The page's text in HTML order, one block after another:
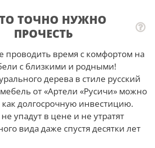
ТОЧНО НУЖНО
ПРОЧЕСТЬ
проводить время с комфортом на
с близкими и родными!
дерева в стиле русский
от «Артели «Русичи» можно
как долгосрочную инвестицию.
упадут в цене и не утратят
вида даже спустя десятки лет